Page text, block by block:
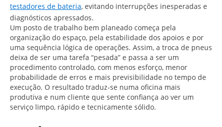
testadores de bateria, evitando interrupções inesperadas e
diagnósticos apressados.
Um posto de trabalho bem planeado começa pela
organização do espaço, pela estabilidade dos apoios e por
uma sequência lógica de operações. Assim, a troca de pneus
deixa de ser uma tarefa “pesada” e passa a ser um
procedimento controlado, com menos esforço, menor
probabilidade de erros e mais previsibilidade no tempo de
execução. O resultado traduz-se numa oficina mais
produtiva e num cliente que sente confiança ao ver um
serviço limpo, rápido e tecnicamente sólido.